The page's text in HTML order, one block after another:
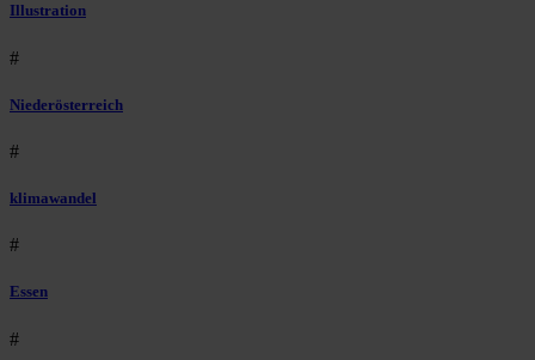
Illustration
#
Niederösterreich
#
klimawandel
#
Essen
#